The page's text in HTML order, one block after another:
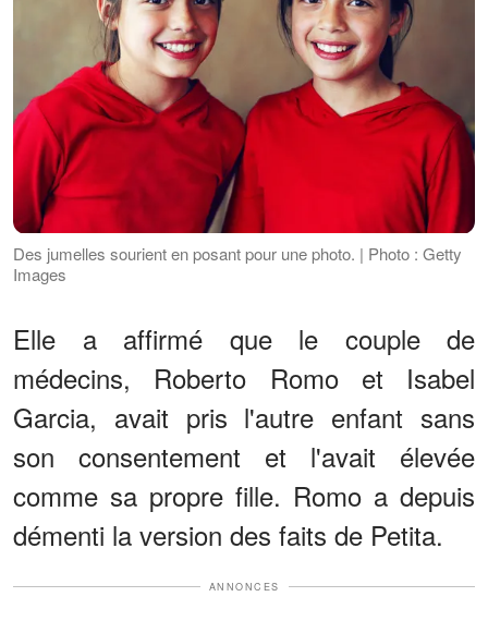
Des jumelles sourient en posant pour une photo. | Photo : Getty
Images
Elle a affirmé que le couple de
médecins, Roberto Romo et Isabel
Garcia, avait pris l'autre enfant sans
son consentement et l'avait élevée
comme sa propre fille. Romo a depuis
démenti la version des faits de Petita.
ANNONCES